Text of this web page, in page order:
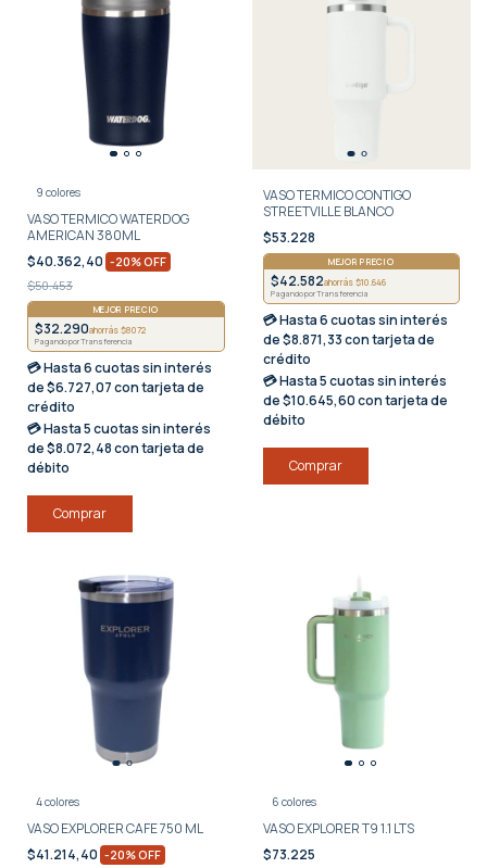
9 colores
VASO TERMICO WATERDOG
AMERICAN 380ML
$40.362,40 -20%OFF
$50.453
MEJOR PRECIO
$32.290ahorrás $8072
Pagando por Transferencia
💳 Hasta6 cuotas sin interés
de $6.727,07 con tarjeta de
crédito
💳 Hasta5 cuotas sin interés
de $8.072,48 con tarjeta de
débito
Comprar
VASO TERMICO CONTIGO
STREETVILLE BLANCO
$53.228
MEJOR PRECIO
$42.582ahorrás $10.646
Pagando por Transferencia
💳 Hasta6 cuotas sin interés
de $8.871,33 con tarjeta de
crédito
💳 Hasta5 cuotas sin interés
de $10.645,60 con tarjeta de
débito
4 colores
VASO EXPLORER CAFE 750 ML
$41.214,40 -20%OFF
6 colores
VASO EXPLORER T9 1.1 LTS
$73.225